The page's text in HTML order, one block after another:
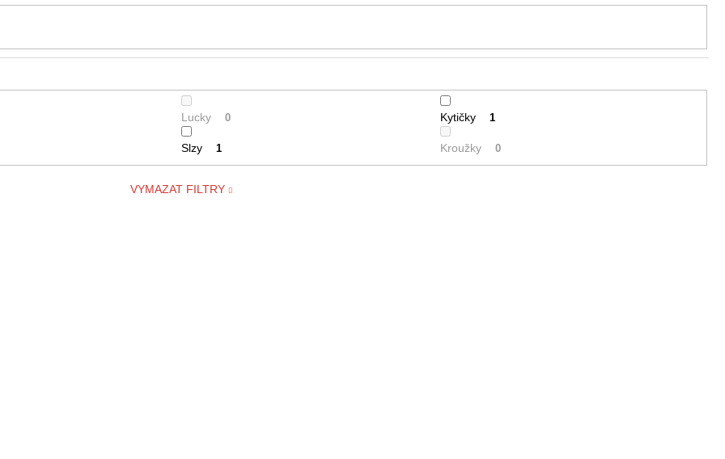
Lucky 0 Kytičky 1
Slzy 1 Kroužky 0
VYMAZAT FILTRY